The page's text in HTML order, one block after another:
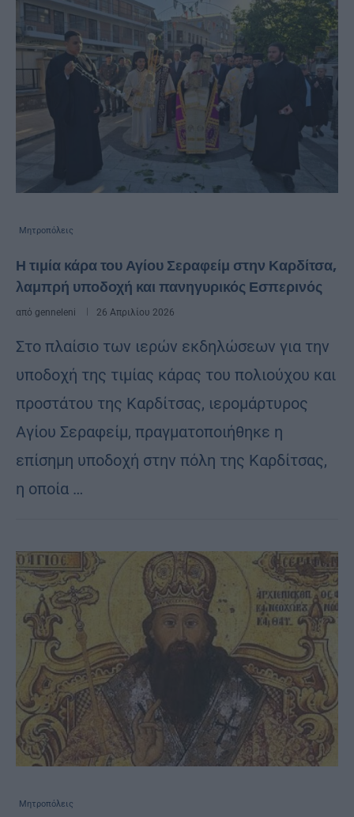
Μητροπόλεις
Η τιμία κάρα του Αγίου Σεραφείμ στην Καρδίτσα,
λαμπρή υποδοχή και πανηγυρικός Εσπερινός
από genneleni 26 Απριλίου 2026
Στο πλαίσιο των ιερών εκδηλώσεων για την
υποδοχή της τιμίας κάρας του πολιούχου και
προστάτου της Καρδίτσας, ιερομάρτυρος
Αγίου Σεραφείμ, πραγματοποιήθηκε η
επίσημη υποδοχή στην πόλη της Καρδίτσας,
η οποία …
Μητροπόλεις